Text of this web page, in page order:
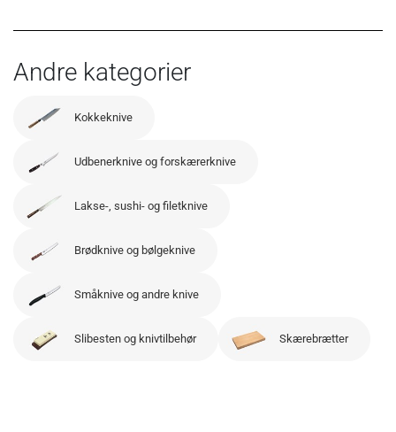
Andre kategorier
Kokkeknive
Udbenerknive og forskærerknive
Lakse-, sushi- og filetknive
Brødknive og bølgeknive
Småknive og andre knive
Slibesten og knivtilbehør Skærebrætter